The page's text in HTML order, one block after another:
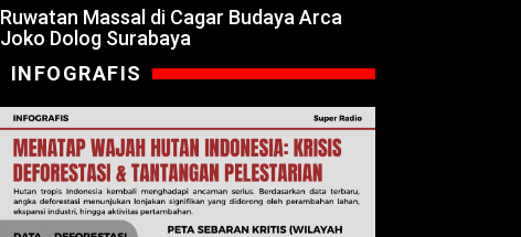
Ruwatan Massal di Cagar Budaya Arca
Joko Dolog Surabaya
INFOGRAFIS